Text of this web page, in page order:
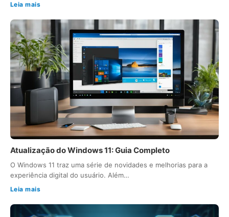
Leia mais
Atualização do Windows 11: Guia Completo
O Windows 11 traz uma série de novidades e melhorias para a
experiência digital do usuário. Além…
Leia mais